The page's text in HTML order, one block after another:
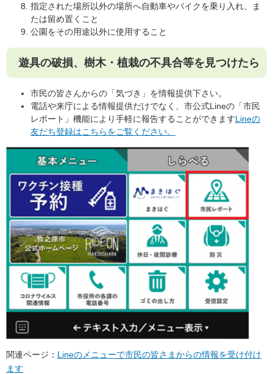
指定された場所以外の場所へ自動車やバイクを乗り入れ、ま
たは留め置くこと
公園をその用途以外に使用すること
遊具の破損、樹木・植栽の不具合等を見つけたら
市民の皆さんからの「気づき」を情報提供下さい。
電話や来庁による情報提供だけでなく、市公式Lineの「市民
レポート」機能により手軽に報告することができますLineの
友だち登録はこちらをご覧ください。
関連ページ： Lineのメニューで市民の皆さまからの情報を受け付け
ます